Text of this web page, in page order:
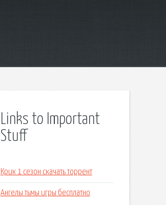
Links to Important
Stuff
Крик 1 сезон скачать торрент
Ангелы тьмы игры бесплатно